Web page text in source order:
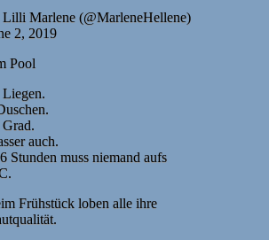
Marlene (@MarleneHellene)
2, 2019
Pool
Liegen.
auch.
Stunden muss niemand aufs
Frühstück loben alle ihre